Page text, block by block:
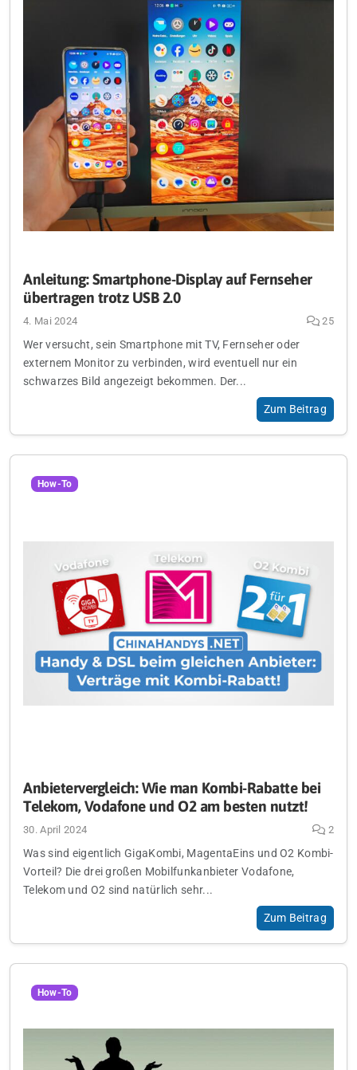
Anleitung: Smartphone-Display auf Fernseher
übertragen trotz USB 2.0
4. Mai 2024 25
Wer versucht, sein Smartphone mit TV, Fernseher oder
externem Monitor zu verbinden, wird eventuell nur ein
schwarzes Bild angezeigt bekommen. Der...
Zum Beitrag
How-To
Anbietervergleich: Wie man Kombi-Rabatte bei
Telekom, Vodafone und O2 am besten nutzt!
30. April 2024 2
Was sind eigentlich GigaKombi, MagentaEins und O2 Kombi-
Vorteil? Die drei großen Mobilfunkanbieter Vodafone,
Telekom und O2 sind natürlich sehr...
Zum Beitrag
How-To